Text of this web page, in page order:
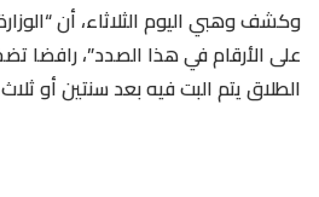
وكشف وهبي اليوم الثلاثاء، أن
على الأرقام في هذا الصدد”، رافضا
الطلاق يتم البت فيه بعد سنتين أو